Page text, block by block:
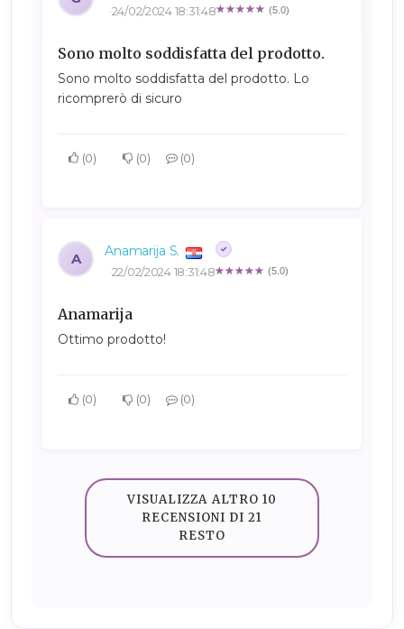
(5.0)
24/02/2024 18:31:48
Sono molto soddisfatta del prodotto.
Sono molto soddisfatta del prodotto. Lo
ricomprerò di sicuro
0 0 0
A Anamarija S.
(5.0)
22/02/2024 18:31:48
Anamarija
Ottimo prodotto!
0 0 0
VISUALIZZA ALTRO 10
RECENSIONI DI 21
RESTO